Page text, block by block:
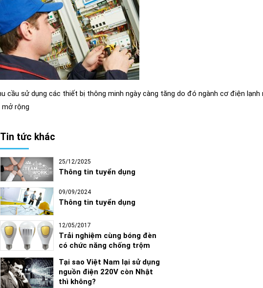
cầu sử dụng các thiết bị thông minh ngày càng tăng do đó ngành cơ điện
mở rộng
Tin tức khác
25/12/2025
Thông tin tuyển dụng
09/09/2024
Thông tin tuyển dụng
12/05/2017
Trải nghiệm cùng bóng đèn
có chức năng chống trộm
Tại sao Việt Nam lại sử dụng
nguồn điện 220V còn Nhật
thì không?